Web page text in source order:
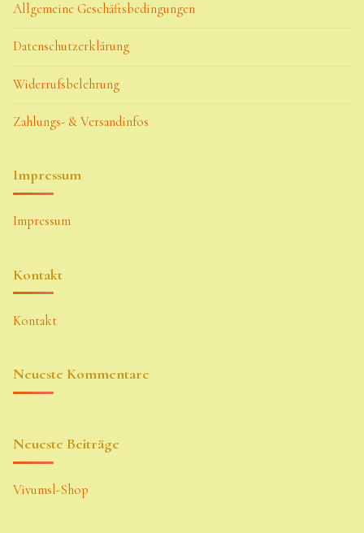
Allgemeine Geschäftsbedingungen
Datenschutzerklärung
Widerrufsbelehrung
Zahlungs- & Versandinfos
Impressum
Impressum
Kontakt
Kontakt
Neueste Kommentare
Neueste Beiträge
Vivumsl-Shop